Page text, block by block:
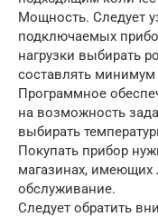
Мощность. Следует
подключаемых
нагрузки выбирать
составлять
Программное
на возможность
выбирать
Покупать прибор
магазинах, имеющих
обслуживание.
Следует обратить